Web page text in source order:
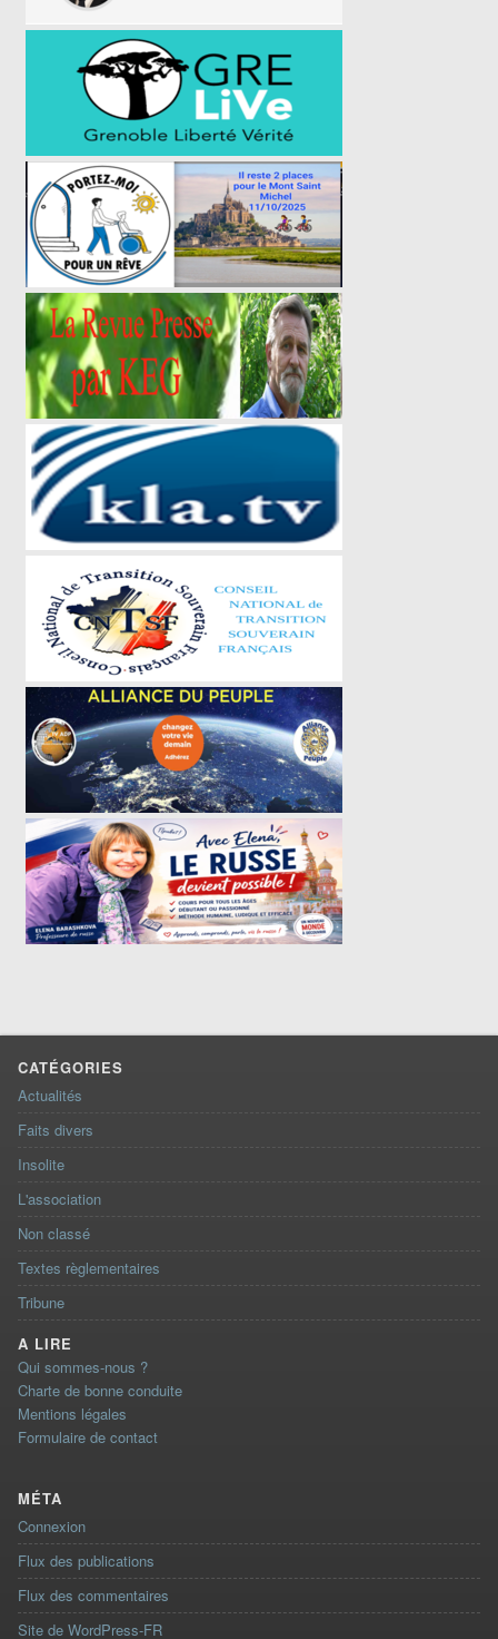
CATÉGORIES
Actualités
Faits divers
Insolite
L'association
Non classé
Textes règlementaires
Tribune
A LIRE
Qui sommes-nous ?
Charte de bonne conduite
Mentions légales
Formulaire de contact
MÉTA
Connexion
Flux des publications
Flux des commentaires
Site de WordPress-FR